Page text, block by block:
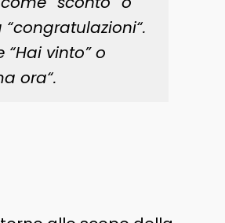
congratulazioni“.
“Hai vinto” o
ora“.